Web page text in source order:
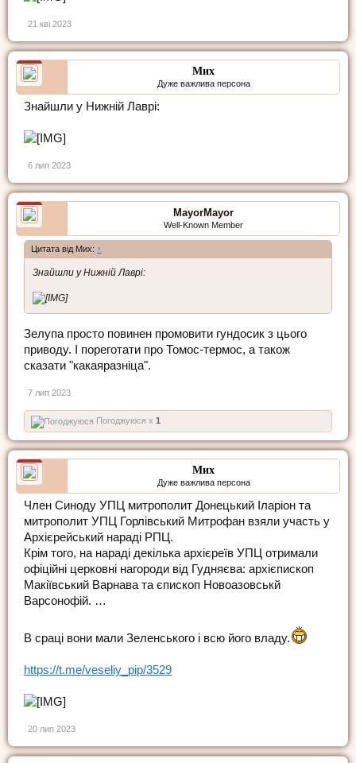
21 кві 2023
Мих
Дуже важлива персона
Знайшли у Нижній Лаврі:
6 лип 2023
MayorMayor
Well-Known Member
Цитата від Мих: ↑
Знайшли у Нижній Лаврі:
Зелупа просто повинен промовити гундосик з цього
приводу. І пореготати про Томос-термос, а також
сказати "какаяразніца".
7 лип 2023
Погоджуюся x 1
Мих
Дуже важлива персона
Член Синоду УПЦ митрополит Донецький Іларіон та
митрополит УПЦ Горлівський Митрофан взяли участь у
Архієрейський нараді РПЦ.
Крім того, на нараді декілька архієреїв УПЦ отримали
офіційні церковні нагороди від Гудняєва: архієпископ
Макіївський Варнава та єпископ Новоазовськй
Варсонофій. …
В сраці вони мали Зеленського і всю його владу.
https://t.me/veseliy_pip/3529
20 лип 2023